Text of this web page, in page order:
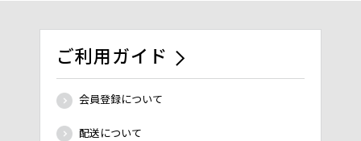
ご利用ガイド
会員登録について
配送について